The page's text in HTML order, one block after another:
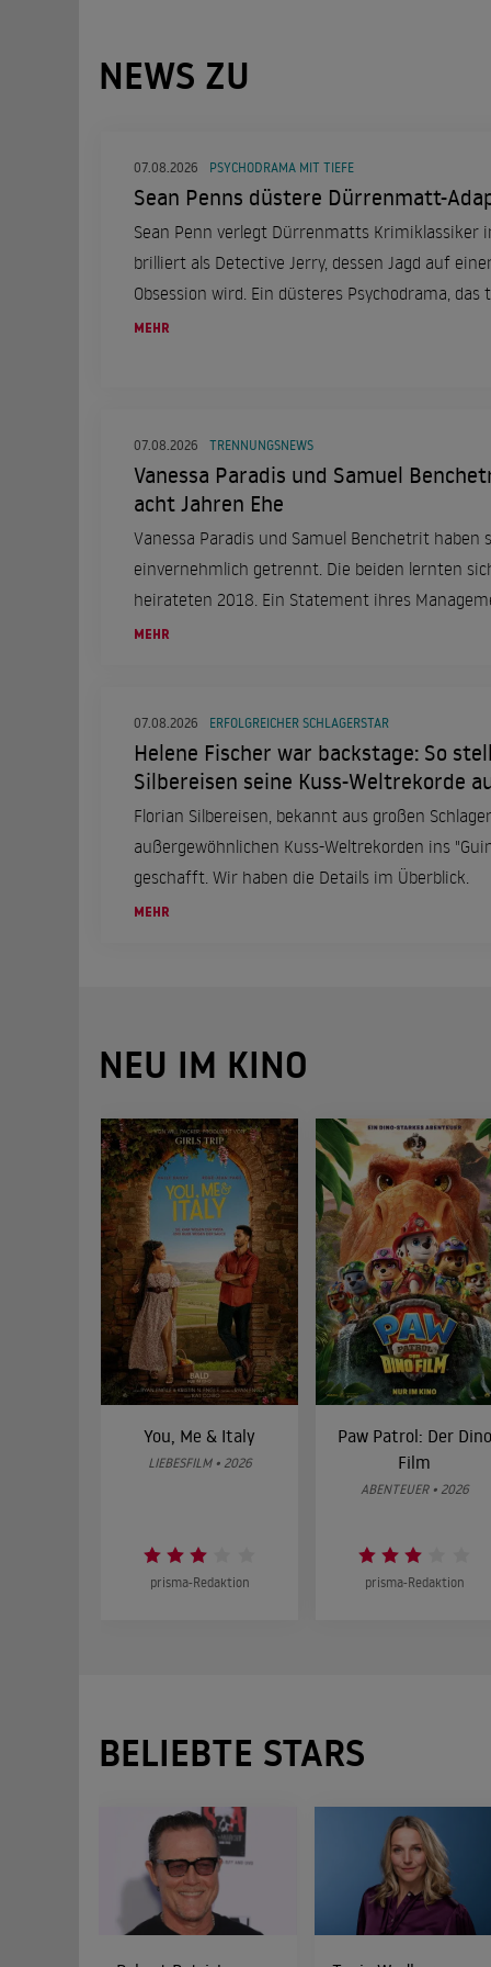
NEWS ZU
07.08.2026 PSYCHODRAMA MIT TIEFE
Sean Penns düstere Dürrenmatt-
Sean Penn verlegt Dürrenmatts Krimiklassiker
brilliert als Detective Jerry, dessen Jagd auf
Obsession wird. Ein düsteres Psychodrama,
des Ermittlers eintaucht.
MEHR
07.08.2026 TRENNUNGSNEWS
Vanessa Paradis und Samuel
acht Jahren Ehe
Vanessa Paradis und Samuel Benchetrit haben
einvernehmlich getrennt. Die beiden lernten
heirateten 2018. Ein Statement ihres
Trennung.
MEHR
07.08.2026 ERFOLGREICHER SCHLAGERSTAR
Helene Fischer war backstage: So
Silbereisen seine Kuss-Weltrekorde
Florian Silbereisen, bekannt aus großen
außergewöhnlichen Kuss-Weltrekorden ins
geschafft. Wir haben die Details im Überblick.
MEHR
NEU IM KINO
You, Me & Italy
LIEBESFILM • 2026
prisma-Redaktion
Paw Patrol: Der Dino
Film
ABENTEUER • 2026
prisma-Redaktion
BELIEBTE STARS